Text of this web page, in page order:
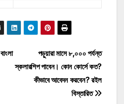
পড়ুয়ারা মাসে ৮,০০০ পর্যন্ত
স্কলারশিপ পাবেন। কোন কোর্সে কত?
কীভাবে আবেদন করবেন? রইল
বিস্তারিত